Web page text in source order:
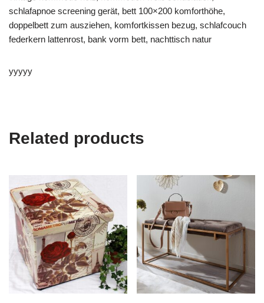
schlafapnoe screening gerät, bett 100×200 komforthöhe,
doppelbett zum ausziehen, komfortkissen bezug, schlafcouch
federkern lattenrost, bank vorm bett, nachttisch natur
yyyyy
Related products